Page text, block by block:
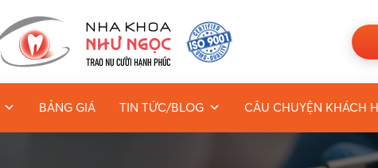
BẢNG GIÁ TIN TỨC/BLOG CÂU CHUYỆN KHÁCH